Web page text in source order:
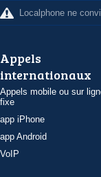
Localphone ne
Appels
internationaux
Appels mobile ou sur
fixe
app iPhone
app Android
VoIP